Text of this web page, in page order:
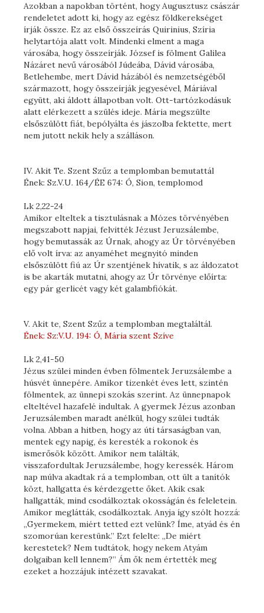
Azokban a napokban történt, hogy Augusztusz császár
rendeletet adott ki, hogy az egész földkerekséget
írják össze. Ez az első összeírás Quirinius, Szíria
helytartója alatt volt. Mindenki elment a maga
városába, hogy összeírják. József is fölment Galilea
Názáret nevű városából Júdeába, Dávid városába,
Betlehembe, mert Dávid házából és nemzetségéből
származott, hogy összeírják jegyesével, Máriával
együtt, aki áldott állapotban volt. Ott-tartózkodásuk
alatt elérkezett a szülés ideje. Mária megszülte
elsőszülött fiát, bepólyálta és jászolba fektette, mert
nem jutott nekik hely a szálláson.
IV. Akit Te. Szent Szűz a templomban bemutattál
Ének: Sz.V.U. 164/ÉE 674: Ó, Sion, templomod
Lk 2,22-24
Amikor elteltek a tisztulásnak a Mózes törvényében
megszabott napjai, felvitték Jézust Jeruzsálembe,
hogy bemutassák az Úrnak, ahogy az Úr törvényében
elő volt írva: az anyaméhet megnyitó minden
elsőszülött fiú az Úr szentjének hívatik, s az áldozatot
is be akarták mutatni, ahogy az Úr törvénye előírta:
egy pár gerlicét vagy két galambfiókát.
V. Akit te, Szent Szűz a templomban megtaláltál.
Ének: Sz:V.U. 194: Ó, Mária szent Szíve
Lk 2,41-50
Jézus szülei minden évben fölmentek Jeruzsálembe a
húsvét ünnepére. Amikor tizenkét éves lett, szintén
fölmentek, az ünnepi szokás szerint. Az ünnepnapok
elteltével hazafelé indultak. A gyermek Jézus azonban
Jeruzsálemben maradt anélkül, hogy szülei tudták
volna. Abban a hitben, hogy az úti társaságban van,
mentek egy napig, és keresték a rokonok és
ismerősök között. Amikor nem találták,
visszafordultak Jeruzsálembe, hogy keressék. Három
nap múlva akadtak rá a templomban, ott ült a tanítók
közt, hallgatta és kérdezgette őket. Akik csak
hallgatták, mind csodálkoztak okosságán és feleletein.
Amikor meglátták, csodálkoztak. Anyja így szólt hozzá:
„Gyermekem, miért tetted ezt velünk? Íme, atyád és én
szomorúan kerestünk.” Ezt felelte: „De miért
kerestetek? Nem tudtátok, hogy nekem Atyám
dolgaiban kell lennem?” Ám ők nem értették meg
ezeket a hozzájuk intézett szavakat.